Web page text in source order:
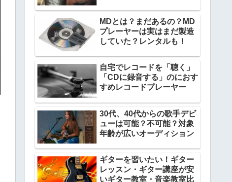
MDとは？まだあるの？MD
プレーヤーは実はまだ製造
していた？レンタルも！
自宅でレコードを「聴く」
「CDに録音する」のにおす
すめレコードプレーヤー
30代、40代からの歌手デビ
ューは可能？不可能？対象
年齢が広いオーディション
ギターを習いたい！ギター
レッスン・ギター講座が安
いギター教室・音楽教室比